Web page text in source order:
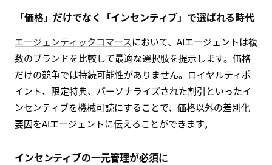
「価格」だけでなく「インセンティブ」で選ばれる時代
エージェンティックコマースにおいて、AIエージェントは複
数のブランドを比較して最適な選択肢を提示します。価格
だけの競争では持続可能性がありません。ロイヤルティポ
イント、限定特典、パーソナライズされた割引といったイ
ンセンティブを機械可読にすることで、価格以外の差別化
要因をAIエージェントに伝えることができます。
インセンティブの一元管理が必須に